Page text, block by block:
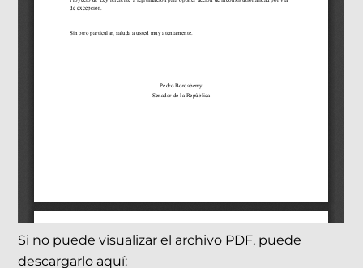
Si no puede visualizar el archivo PDF, puede
descargarlo aquí: